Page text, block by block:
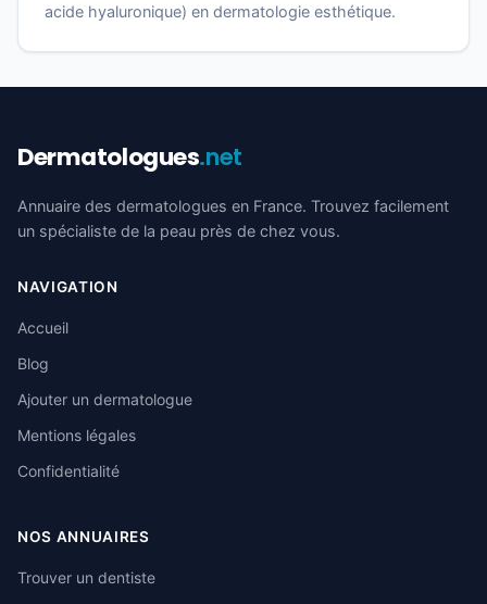
acide hyaluronique) en dermatologie esthétique.
Dermatologues.net
Annuaire des dermatologues en France. Trouvez facilement
un spécialiste de la peau près de chez vous.
NAVIGATION
Accueil
Blog
Ajouter un dermatologue
Mentions légales
Confidentialité
NOS ANNUAIRES
Trouver un dentiste